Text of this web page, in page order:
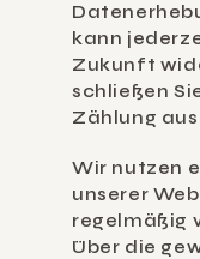
kann
Zukunft
schließen
Zählung
Wir nutzen
unserer
regelmäßig
Über die